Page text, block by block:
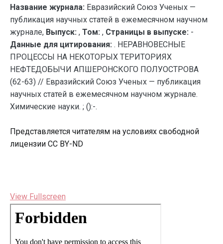
Название журнала: Евразийский Союз Ученых —
публикация научных статей в ежемесячном научном
журнале, Выпуск: , Том: , Страницы в выпуске: -
Данные для цитирования: . НЕРАВНОВЕСНЫЕ
ПРОЦЕССЫ НА НЕКОТОРЫХ ТЕРИТОРИЯХ
НЕФТЕДОБЫЧИ АПШЕРОНСКОГО ПОЛУОСТРОВА
(62-63) // Евразийский Союз Ученых — публикация
научных статей в ежемесячном научном журнале.
Химические науки. ; ():-.
Представляется читателям на условиях свободной
лицензии CC BY-ND
View Fullscreen
Перейти
содержимому